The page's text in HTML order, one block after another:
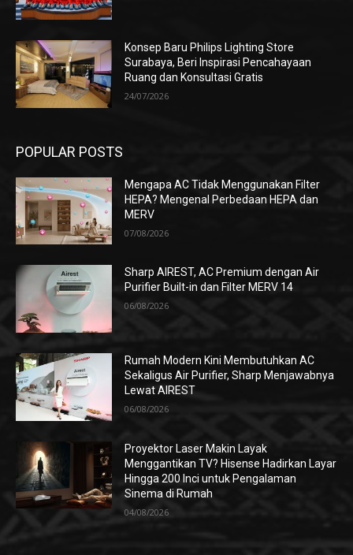
Konsep Baru Philips Lighting Store
Surabaya, Beri Inspirasi Pencahayaan
Ruang dan Konsultasi Gratis
24/07/2026
POPULAR POSTS
Mengapa AC Tidak Menggunakan Filter
HEPA? Mengenal Perbedaan HEPA dan
MERV
07/08/2026
Sharp AIREST, AC Premium dengan Air
Purifier Built-in dan Filter MERV 14
06/08/2026
Rumah Modern Kini Membutuhkan AC
Sekaligus Air Purifier, Sharp Menjawabnya
Lewat AIREST
06/08/2026
Proyektor Laser Makin Layak
Menggantikan TV? Hisense Hadirkan Layar
Hingga 200 Inci untuk Pengalaman
Sinema di Rumah
04/08/2026